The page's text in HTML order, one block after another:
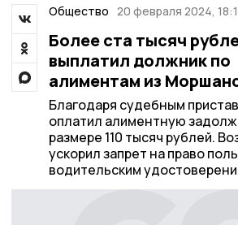
Общество 20 февраля 2024,
Более ста тысяч
выплатил должник по
алиментам из
Благодаря судебным
оплатил алиментную
размере 110 тысяч рублей.
ускорил запрет на право
водительским